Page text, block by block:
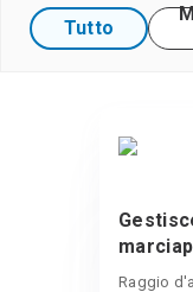
Tutto
Raggio